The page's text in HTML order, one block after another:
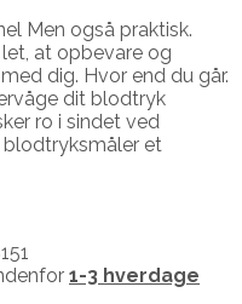
Men også praktisk.
at opbevare og
dig. Hvor end du går.
dit blodtryk
ro i sindet ved
et
1-3 hverdage